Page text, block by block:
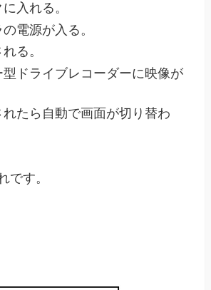
入れる。
電源が入る。
る。
型ドライブレコーダーに映像が
たら自動で画面が切り替わ
です。